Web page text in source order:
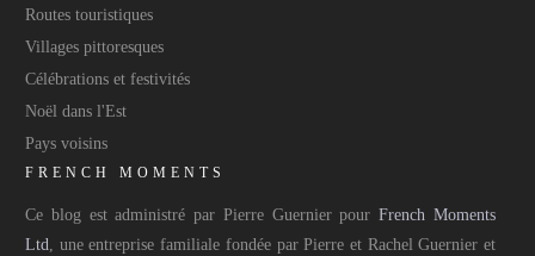
Routes touristiques
Villages pittoresques
Célébrations et festivités
Noël dans l'Est
Pays voisins
FRENCH MOMENTS
Ce blog est administré par Pierre Guernier pourFrench Moments
Ltd, une entreprise familiale fondée par Pierre et Rachel Guernier et